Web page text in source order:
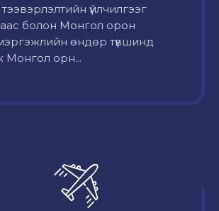
үйлчилгээг
болон Монгол орон
өндөр түвшинд
Монгол орн...